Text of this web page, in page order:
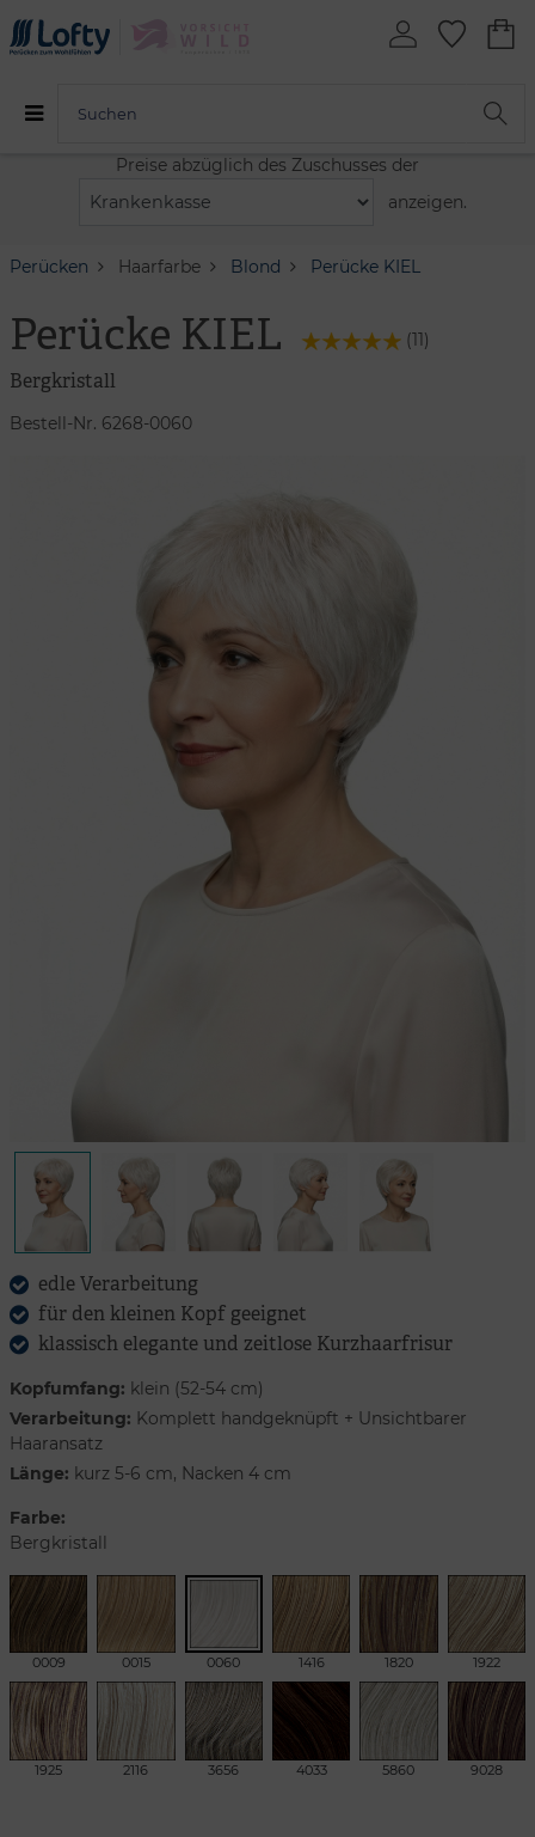
Preise abzüglich des Zuschusses der
anzeigen.
Perücken Haarfarbe Blond Perücke KIEL
Perücke KIEL (11)
Bergkristall
Bestell-Nr. 6268-0060
edle Verarbeitung
für den kleinen Kopf geeignet
klassisch elegante und zeitlose Kurzhaarfrisur
Kopfumfang: klein (52-54 cm)
Verarbeitung: Komplett handgeknüpft + Unsichtbarer
Haaransatz
Länge: kurz 5-6 cm, Nacken 4 cm
Farbe:
Bergkristall
0009 0015 0060 1416 1820 1922
1925 2116 3656 4033 5860 9028